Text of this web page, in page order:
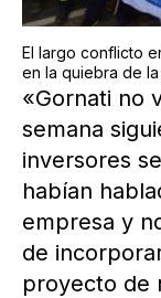
El largo conflicto
en la quiebra de
«Gornati no
semana
inversores
habían
empresa y
de
proyecto de